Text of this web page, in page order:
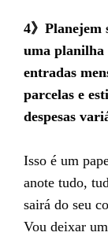
4》Planejem
uma planilha
entradas
parcelas e
despesas
Isso é um
anote tudo,
sairá do seu
Vou deixar